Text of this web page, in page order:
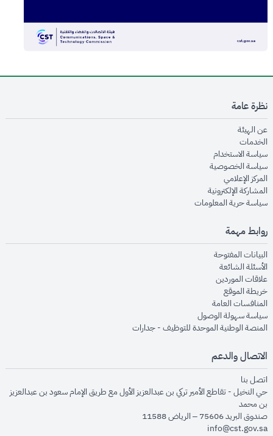
نظرة عامة
عن الهيئةopens in new window
الخدماتopens in new window
سياسة الاستخدام
سياسة الخصوصيةopens in new window
المركز الإعلاميopens in new window
المشاركة الإلكترونيةopens in new window
سياسة حرية المعلوماتopens in new window
روابط مهمة
البيانات المفتوحةopens in new window
الأسئلة الشائعةopens in new window
علاقات الموردينopens in new window
خريطة الموقعopens in new window
المنافسات العامةopens in new window
سياسة سهولة الوصولopens in new window
المنصة الوطنية الموحدة للتوظيف - جداراتopens in new window
الاتصال والدعم
اتصل بنا
حي النخيل - تقاطع الأمير تركي بن عبدالعزيز الأول مع طريق الإمام سعود بن عبدالعزيز
بن محمد
صندوق البريد 75606 – الرياض 11588
info@cst.gov.sa